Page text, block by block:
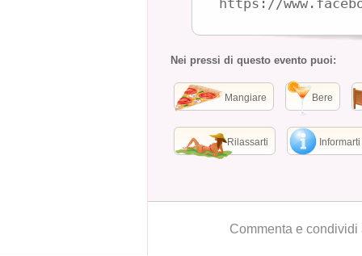
https://
Nei pressi di questo evento puoi:
Mangiare Bere
Rilassarti Informarti
Commenta e